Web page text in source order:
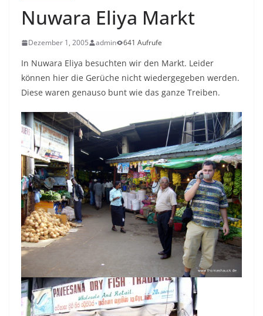
Nuwara Eliya Markt
Dezember 1, 2005 admin 641 Aufrufe
In Nuwara Eliya besuchten wir den Markt. Leider
können hier die Gerüche nicht wiedergegeben werden.
Diese waren genauso bunt wie das ganze Treiben.